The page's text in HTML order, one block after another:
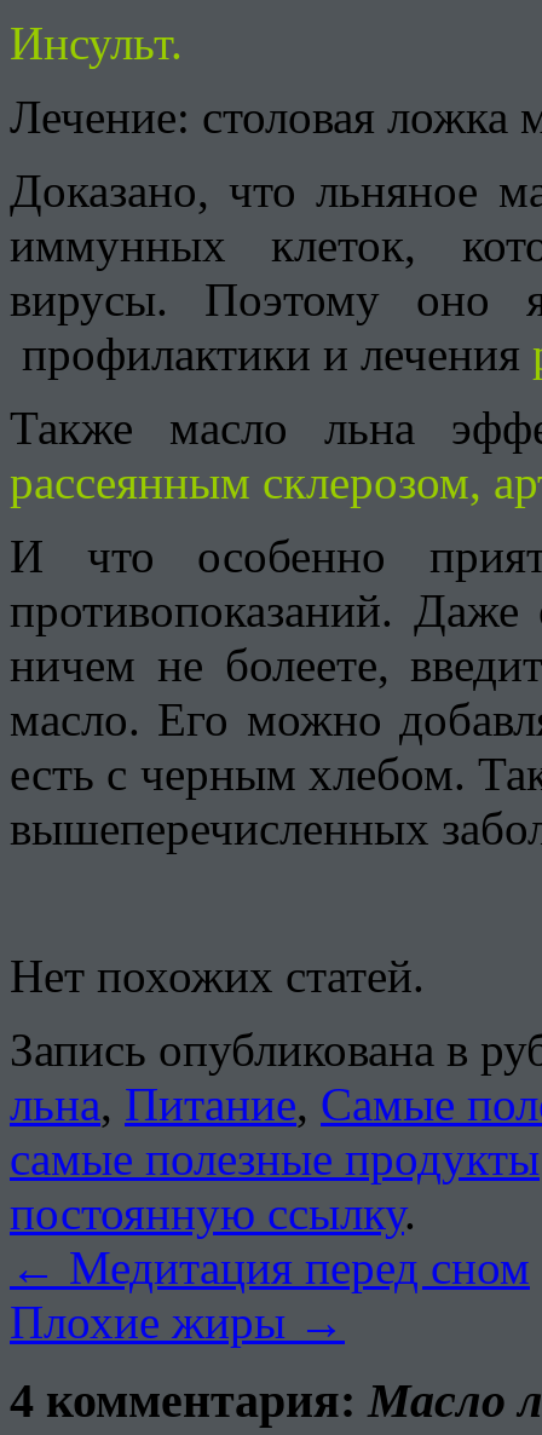
Инсульт.
Лечение: столовая ложка
Доказано, что льняное
иммунных клеток,
вирусы. Поэтому оно
профилактики и лечения
Также масло льна
рассеянным склерозом,
И что особенно
противопоказаний.
ничем не болеете,
масло. Его можно
есть с черным хлебом.
вышеперечисленных
Нет похожих статей.
Запись опубликована в
льна, Питание, Самые
самые полезные продукты
постоянную ссылку.
← Медитация перед сном
Плохие жиры →
4 комментария:Масло